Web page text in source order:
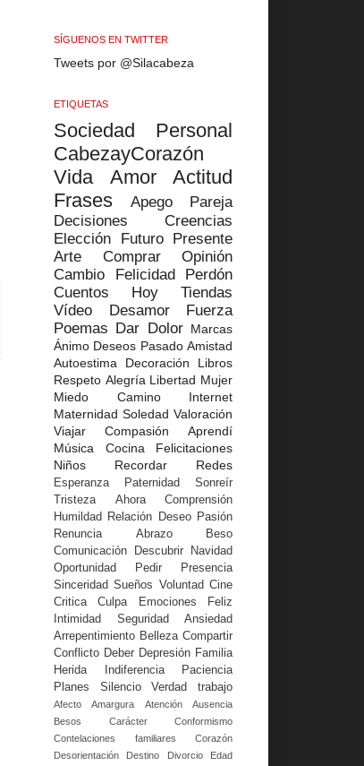
SÍGUENOS EN TWITTER
Tweets por @Silacabeza
ETIQUETAS
Sociedad
Personal
CabezayCorazón
Vida
Amor
Actitud
Frases
Apego
Pareja
Decisiones
Creencias
Elección
Futuro
Presente
Arte
Comprar
Opinión
Cambio
Felicidad
Perdón
Cuentos
Hoy
Tiendas
Vídeo
Desamor
Fuerza
Poemas Dar Dolor Marcas
Ánimo Deseos Pasado Amistad
Autoestima
Decoración
Libros
Respeto Alegría Libertad Mujer
Miedo
Camino
Internet
Maternidad Soledad Valoración
Viajar
Compasión
Aprendí
Música
Cocina
Felicitaciones
Niños
Recordar Redes
Esperanza Paternidad
Sonreír
Tristeza
Ahora
Comprensión
Humildad
Relación Deseo Pasión
Renuncia
Abrazo
Beso
Comunicación
Descubrir
Navidad
Oportunidad
Pedir
Presencia
Sinceridad Sueños Voluntad Cine
Critica
Culpa Emociones
Feliz
Intimidad
Seguridad
Ansiedad
Arrepentimiento Belleza Compartir
Conflicto Deber Depresión Familia
Herida
Indiferencia
Paciencia
Planes
Silencio Verdad trabajo
Afecto Amargura Atención
Ausencia
Besos
Carácter
Conformismo
Contelaciones familiares
Corazón
Desorientación
Destino Divorcio
Edad